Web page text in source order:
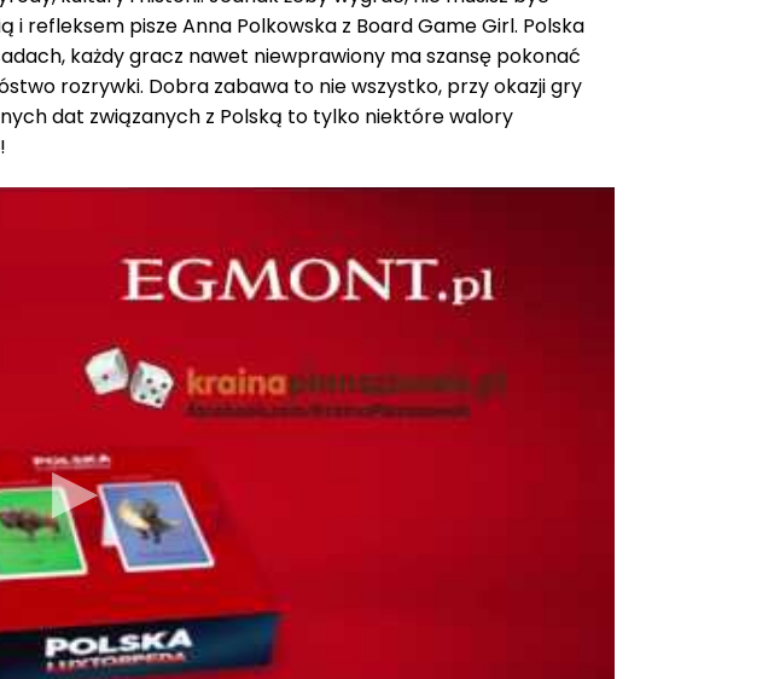
refleksem pisze Anna Polkowska z Board Game Girl. Polska
każdy gracz nawet niewprawiony ma szansę pokonać
rozrywki. Dobra zabawa to nie wszystko, przy okazji gry
dat związanych z Polską to tylko niektóre walory